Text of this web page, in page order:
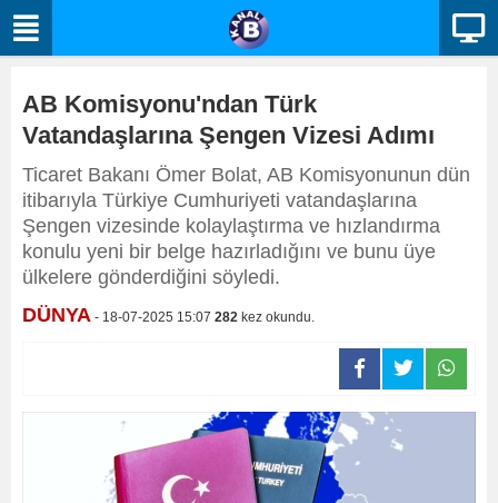
AB Komisyonu'ndan Türk
Vatandaşlarına Şengen Vizesi Adımı
Ticaret Bakanı Ömer Bolat, AB Komisyonunun dün
itibarıyla Türkiye Cumhuriyeti vatandaşlarına
Şengen vizesinde kolaylaştırma ve hızlandırma
konulu yeni bir belge hazırladığını ve bunu üye
ülkelere gönderdiğini söyledi.
DÜNYA - 18-07-2025 15:07 282 kez okundu.